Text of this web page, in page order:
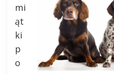
mi
ąt
ki
p
o